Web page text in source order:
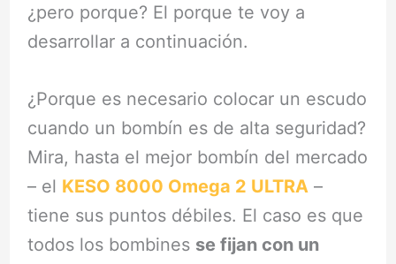
¿pero porque? El porque te voy a
desarrollar a continuación.
¿Porque es necesario colocar un escudo
cuando un bombín es de alta seguridad?
Mira, hasta el mejor bombín del mercado
– el KESO 8000 Omega 2 ULTRA –
tiene sus puntos débiles. El caso es que
todos los bombines se fijan con un